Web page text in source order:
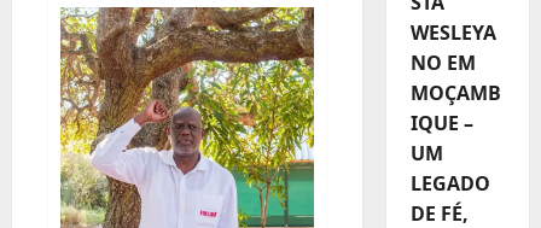
LETSHEGO
INAUGURA
NOVO
BALCÃO
EM
MAXIXE
WESLEYA
NO EM
MOÇAMB
IQUE –
UM
LEGADO
DE FÉ,